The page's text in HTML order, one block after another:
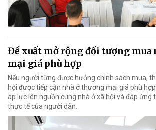
Đề xuất mở rộng đối tượng mua
mại giá phù hợp
Nếu người từng được hưởng chính sách mua,
hội được tiếp cận nhà ở thương mại giá phù
áp lực lên nguồn cung nhà ở xã hội và đáp ứng
thực tế của người dân.